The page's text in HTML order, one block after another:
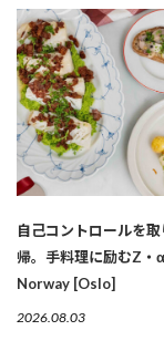
自己コントロールを
帰。手料理に励むZ・
Norway [Oslo]
2026.08.03